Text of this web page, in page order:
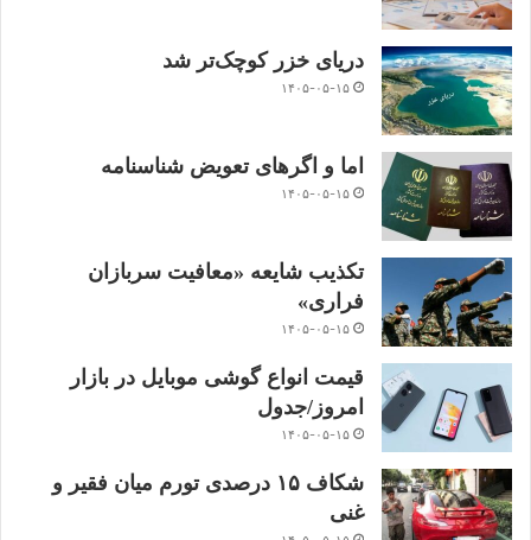
دریای خزر کوچک‌تر شد
۱۴۰۵-۰۵-۱۵
اما و اگرهای تعویض شناسنامه
۱۴۰۵-۰۵-۱۵
تکذیب شایعه «معافیت سربازان
فراری»
۱۴۰۵-۰۵-۱۵
قیمت انواع گوشی موبایل در بازار
امروز/جدول
۱۴۰۵-۰۵-۱۵
شکاف ۱۵ درصدی تورم میان فقیر و
غنی